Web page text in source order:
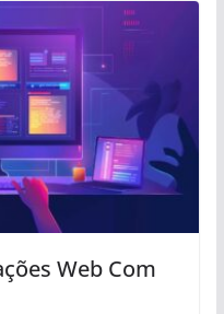
Web Com